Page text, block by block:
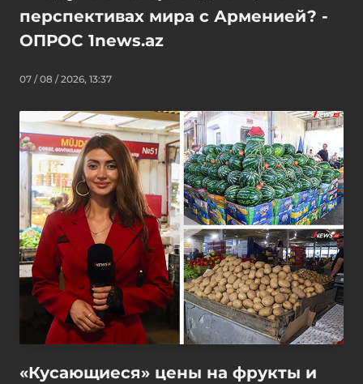
перспективах мира с Арменией? -
ОПРОС 1news.az
07 / 08 / 2026, 13:37
«Кусающиеся» цены на фрукты и